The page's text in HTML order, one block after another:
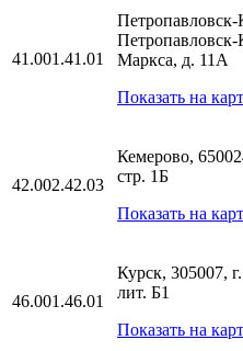
41.001.41.01
Петропавловск-
Маркса, д. 11А
Показать на
42.002.42.03
Кемерово,
стр. 1Б
Показать на
46.001.46.01
Курск, 305007,
лит. Б1
Показать на